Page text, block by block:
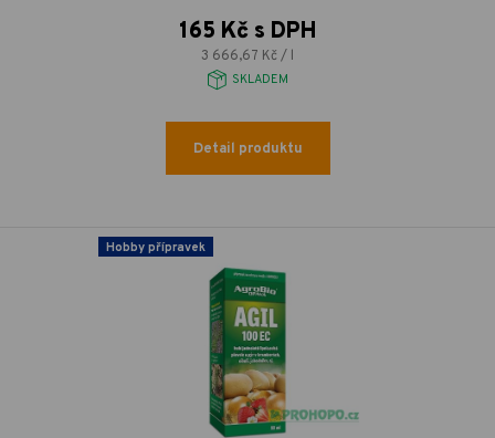
165 Kč s DPH
3 666,67 Kč / l
SKLADEM
Detail produktu
Hobby přípravek